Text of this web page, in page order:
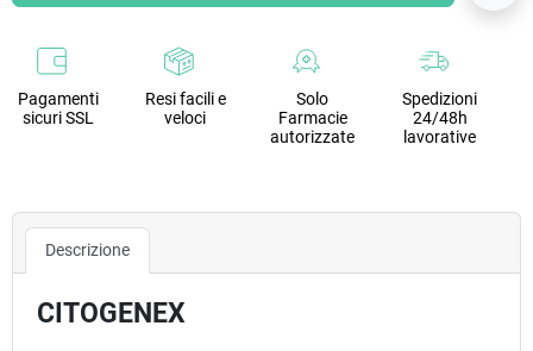
Pagamenti
sicuri SSL
Resi facili e
veloci
Solo
Farmacie
autorizzate
Spedizioni
24/48h
lavorative
Descrizione
CITOGENEX